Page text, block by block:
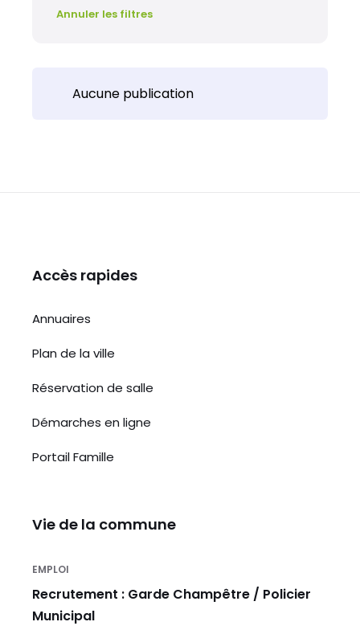
Annuler les filtres
Aucune publication
Accès rapides
Annuaires
Plan de la ville
Réservation de salle
Démarches en ligne
Portail Famille
Vie de la commune
EMPLOI
Recrutement : Garde Champêtre / Policier
Municipal